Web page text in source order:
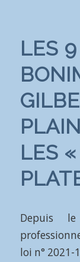
LES 9
LES
Depuis
loi n° 2021-